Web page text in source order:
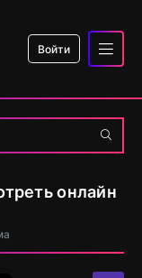
Войти
онлайн